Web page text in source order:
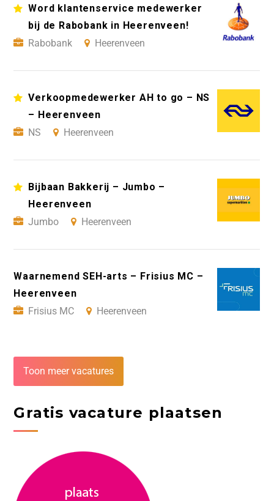
Word klantenservice medewerker
bij de Rabobank in Heerenveen!
Rabobank
Heerenveen
Verkoopmedewerker AH to go – NS
– Heerenveen
NS
Heerenveen
Bijbaan Bakkerij – Jumbo –
Heerenveen
Jumbo
Heerenveen
Waarnemend SEH-arts – Frisius MC –
Heerenveen
Frisius MC
Heerenveen
Toon meer vacatures
Gratis vacature plaatsen